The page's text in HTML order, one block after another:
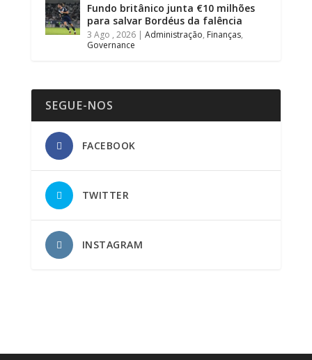
Fundo britânico junta €10 milhões
para salvar Bordéus da falência
3 Ago , 2026| Administração, Finanças,
Governance
SEGUE-NOS
FACEBOOK
TWITTER
INSTAGRAM